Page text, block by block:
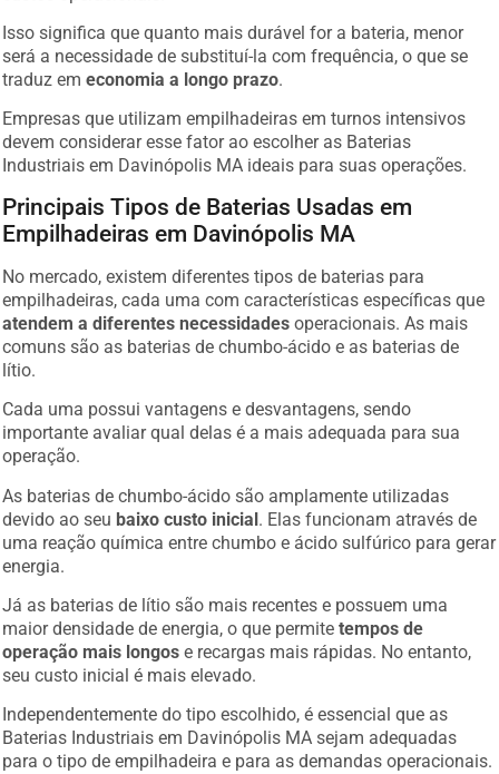
Isso significa que quanto mais durável for a bateria, menor
será a necessidade de substituí-la com frequência, o que se
traduz emeconomia a longo prazo
Empresas que utilizam empilhadeiras em turnos intensivos
devem considerar esse fator ao escolher as Baterias
Industriais em Davinópolis MA ideais para suas operações.
Principais Tipos de Baterias Usadas em
Empilhadeiras em Davinópolis MA
No mercado, existem diferentes tipos de baterias para
empilhadeiras, cada uma com características específicas que
atendem a diferentes necessidades operacionais. As mais
comuns são as baterias de chumbo-ácido e as baterias de
lítio.
Cada uma possui vantagens e desvantagens, sendo
importante avaliar qual delas é a mais adequada para sua
operação.
As baterias de chumbo-ácido são amplamente utilizadas
devido ao seu baixo custo inicial . Elas funcionam através de
uma reação química entre chumbo e ácido sulfúrico para gerar
energia.
Já as baterias de lítio são mais recentes e possuem uma
maior densidade de energia, o que permitetempos de
operação mais longos e recargas mais rápidas. No entanto,
seu custo inicial é mais elevado.
Independentemente do tipo escolhido, é essencial que as
Baterias Industriais em Davinópolis MA sejam adequadas
para o tipo de empilhadeira e para as demandas operacionais.